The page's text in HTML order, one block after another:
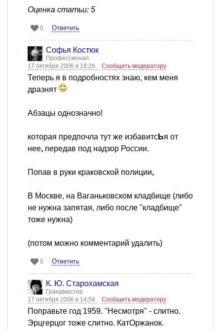
Оценка статьи: 5
0 Ответить
Софья Костюк
Профессионал
17 октября 2006 в 18:26
Сообщить модератору
Теперь я в подробностях знаю, кем меня
дразнят
Абзацы однозначно!
которая предпочла тут же избавитсЬя от
нее, передав под надзор России.
Попав в руки краковской полиции,
В Москве, на Ваганьковском кладбище (либо
не нужна запятая, либо после "кладбище"
тоже нужна)
(потом можно комментарий удалить)
0 Ответить
К. Ю. Старохамская
Грандмастер
17 октября 2006 в 14:58
Сообщить модератору
Поправьте год 1959. "Несмотря" - слитно.
Эрцгерцог тоже слитно. КатОржанок.